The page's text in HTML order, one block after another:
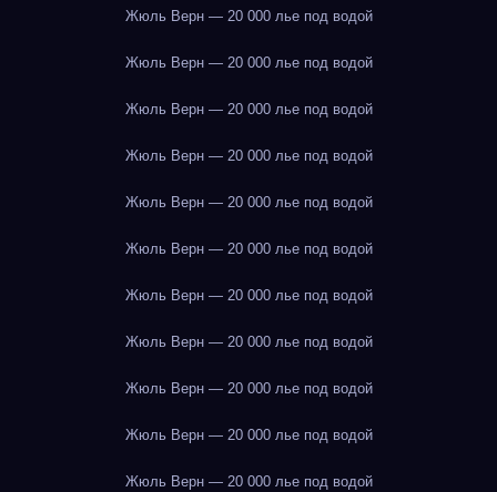
Жюль Верн — 20 000 лье под водой
Жюль Верн — 20 000 лье под водой
Жюль Верн — 20 000 лье под водой
Жюль Верн — 20 000 лье под водой
Жюль Верн — 20 000 лье под водой
Жюль Верн — 20 000 лье под водой
Жюль Верн — 20 000 лье под водой
Жюль Верн — 20 000 лье под водой
Жюль Верн — 20 000 лье под водой
Жюль Верн — 20 000 лье под водой
Жюль Верн — 20 000 лье под водой